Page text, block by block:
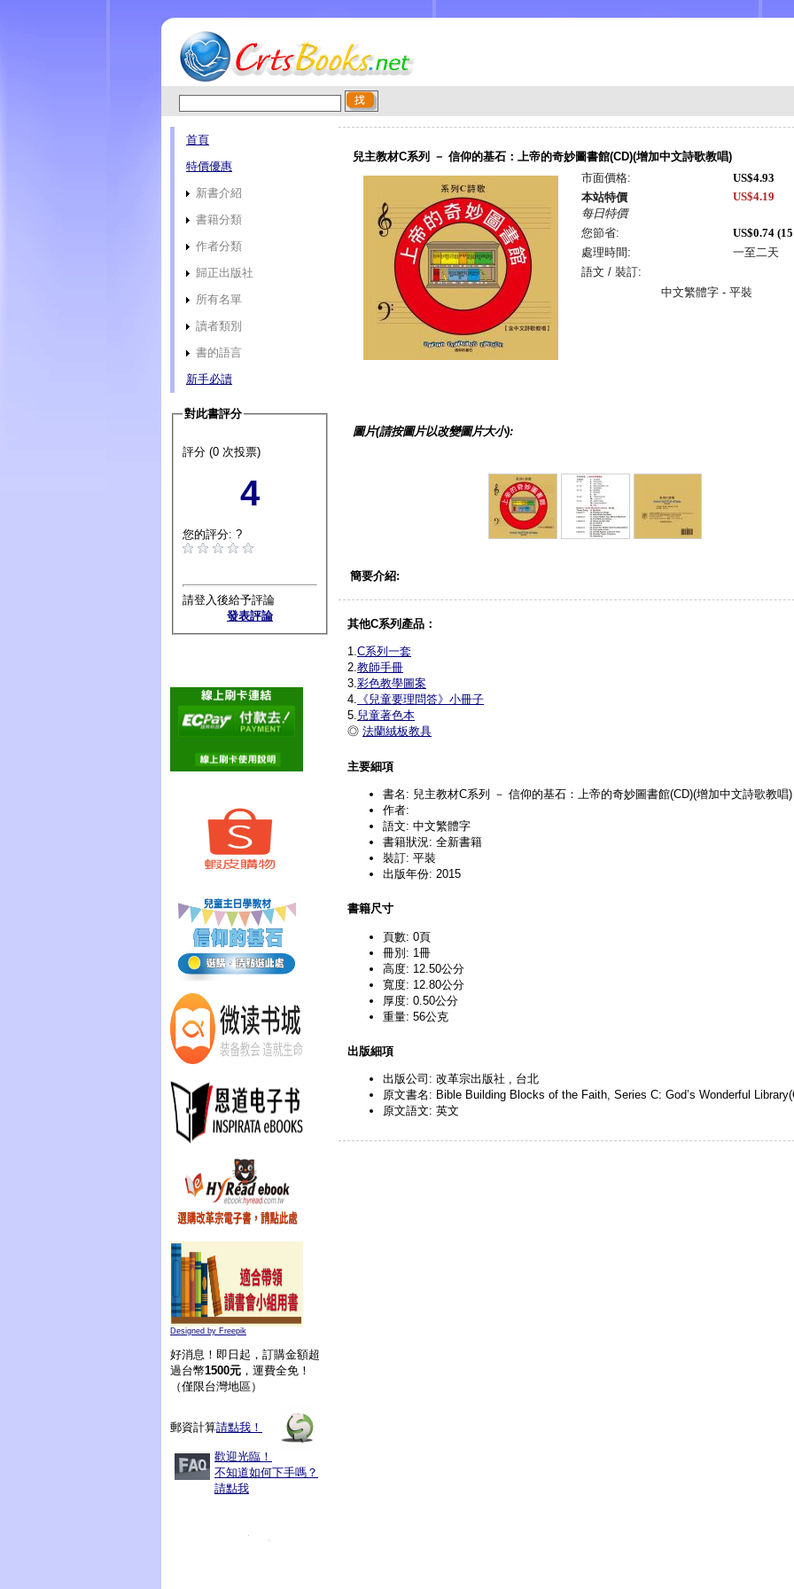
首頁
特價優惠
新書介紹
書籍分類
作者分類
歸正出版社
所有名單
讀者類別
書的語言
新手必讀
對此書評分
評分 (0 次投票)
4
您的評分: ?
請登入後給予評論
發表評論
Designed by Freepik
好消息！即日起，訂購金額超
過台幣1500元 ，運費全免！
（僅限台灣地區）
郵資計算請點我！
歡迎光臨！
不知道如何下手嗎？
請點我
兒主教材C系列 － 信仰的基石：上帝的奇妙圖書館(CD)(增加中文詩歌教唱)
市面價格:
US$4.93
本站特價
每日特價
US$4.19
您節省:
US$0.74
處理時間:
一至二天
語文 / 裝訂:
中文繁體字 - 平裝
圖片(請按圖片以改變圖片大小):
簡要介紹:
其他C系列產品：
1.C系列一套
2.教師手冊
3.彩色教學圖案
4. 《兒童要理問答》小冊子
5.兒童著色本
◎ 法蘭絨板教具
主要細項
書名: 兒主教材C系列 － 信仰的基石：上帝的奇妙圖書館(CD)(增加中文詩歌教唱)
作者:
語文: 中文繁體字
書籍狀況: 全新書籍
裝訂: 平裝
出版年份: 2015
書籍尺寸
頁數: 0頁
冊別: 1冊
高度: 12.50公分
寬度: 12.80公分
厚度: 0.50公分
重量: 56公克
出版細項
出版公司: 改革宗出版社 , 台北
原文書名: Bible Building Blocks of the Faith, Series C: God’s Wonderful
原文語文: 英文